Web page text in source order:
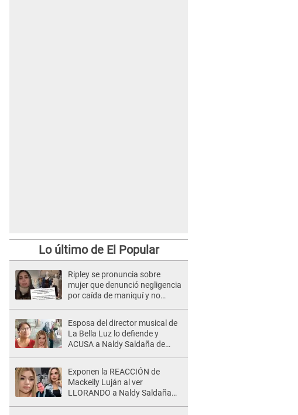
Lo último de El Popular
Ripley se pronuncia sobre
mujer que denunció negligencia
por caída de maniquí y no
protocolos"
Esposa del director musical de
La Bella Luz lo defiende y
ACUSA a Naldy Saldaña de
Exponen la REACCIÓN de
Mackeily Luján al ver
LLORANDO a Naldy Saldaña